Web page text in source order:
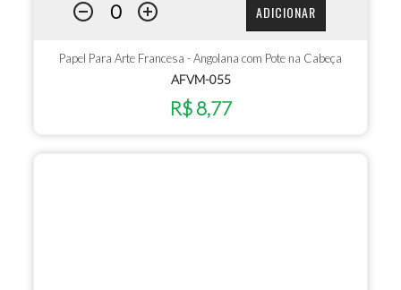
ADICIONAR
Papel Para Arte Francesa - Angolana com Pote na Cabeça
AFVM-055
R$ 8,77